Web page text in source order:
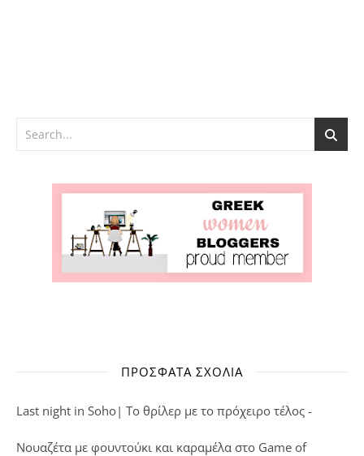
ΠΡΌΣΦΑΤΑ ΣΧΌΛΙΑ
Last night in Soho| Το θρίλερ με το πρόχειρο τέλος -
Νουαζέτα με φουντούκι και καραμέλα στο Game of